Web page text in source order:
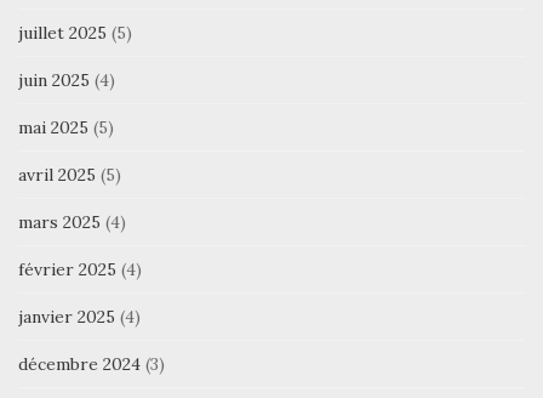
juillet 2025 (5)
juin 2025 (4)
mai 2025 (5)
avril 2025 (5)
mars 2025 (4)
février 2025 (4)
janvier 2025 (4)
décembre 2024 (3)